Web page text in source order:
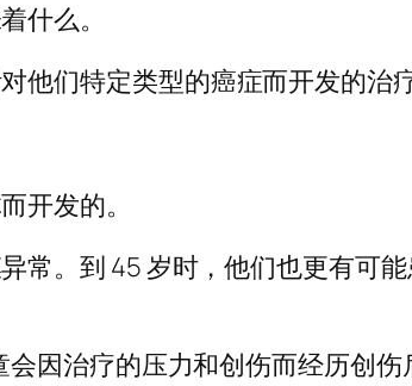
什么。
们特定类型的癌症而开发的治疗
开发的。
常。到 45 岁时，他们也更有可
因治疗的压力和创伤而经历创伤